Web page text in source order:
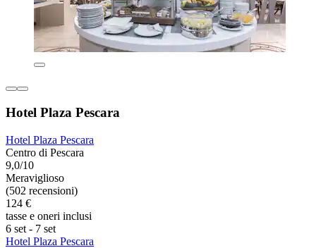
Hotel Plaza Pescara
Hotel Plaza Pescara
Centro di Pescara
9,0/10
Meraviglioso
(502 recensioni)
124 €
tasse e oneri inclusi
6 set - 7 set
Hotel Plaza Pescara